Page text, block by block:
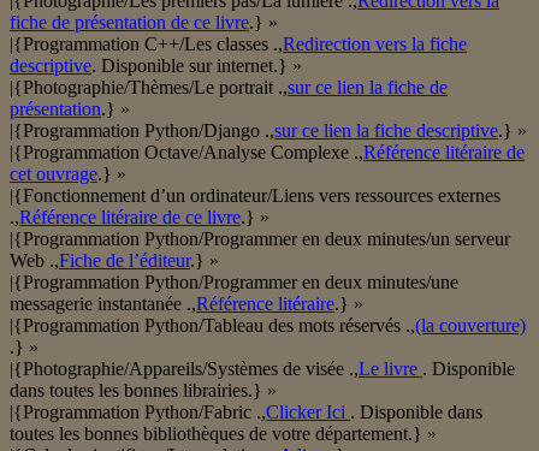
fiche de présentation de ce livre.} »
|{Programmation C++/Les classes .,Redirection vers la fiche
descriptive. Disponible sur internet.} »
|{Photographie/Thèmes/Le portrait .,sur ce lien la fiche de
présentation.} »
|{Programmation Python/Django .,sur ce lien la fiche descriptive.} »
|{Programmation Octave/Analyse Complexe .,Référence litéraire de
cet ouvrage.} »
|{Fonctionnement d’un ordinateur/Liens vers ressources externes
.,Référence litéraire de ce livre.} »
|{Programmation Python/Programmer en deux minutes/un serveur
Web .,Fiche de l’éditeur.} »
|{Programmation Python/Programmer en deux minutes/une
messagerie instantanée .,Référence litéraire.} »
|{Programmation Python/Tableau des mots réservés .,(la couverture)
.} »
|{Photographie/Appareils/Systèmes de visée .,Le livre . Disponible
dans toutes les bonnes librairies.} »
|{Programmation Python/Fabric .,Clicker Ici . Disponible dans
toutes les bonnes bibliothèques de votre département.} »